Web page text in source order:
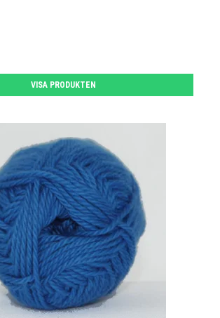
VISA PRODUKTEN